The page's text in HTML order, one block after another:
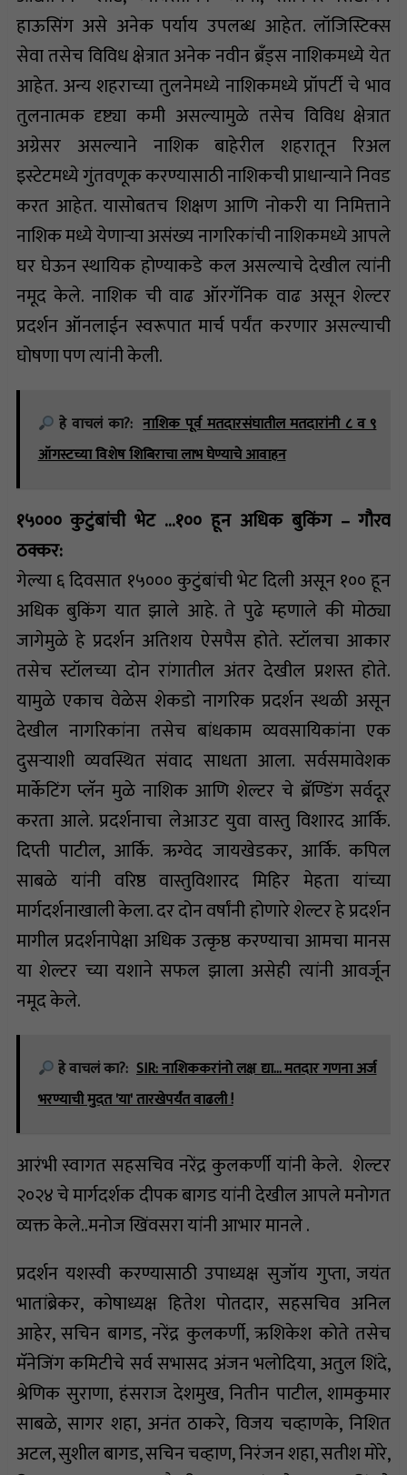
हाऊसिंग असे अनेक पर्याय उपलब्ध आहेत. लॉजिस्टिक्स
सेवा तसेच विविध क्षेत्रात अनेक नवीन ब्रँड्स नाशिकमध्ये येत
आहेत. अन्य शहराच्या तुलनेमध्ये नाशिकमध्ये प्रॉपर्टी चे भाव
तुलनात्मक दृष्ट्या कमी असल्यामुळे तसेच विविध क्षेत्रात
अग्रेसर असल्याने नाशिक बाहेरील शहरातून रिअल
इस्टेटमध्ये गुंतवणूक करण्यासाठी नाशिकची प्राधान्याने निवड
करत आहेत. यासोबतच शिक्षण आणि नोकरी या निमित्ताने
नाशिक मध्ये येणाऱ्या असंख्य नागरिकांची नाशिकमध्ये आपले
घर घेऊन स्थायिक होण्याकडे कल असल्याचे देखील त्यांनी
नमूद केले. नाशिक ची वाढ ऑरगॅनिक वाढ असून शेल्टर
प्रदर्शन ऑनलाईन स्वरूपात मार्च पर्यंत करणार असल्याची
घोषणा पण त्यांनी केली.
हे वाचलं का?: नाशिक पूर्व मतदारसंघातील मतदारांनी ८ व ९
ऑगस्टच्या विशेष शिबिराचा लाभ घेण्याचे आवाहन
१५००० कुटुंबांची भेट …१०० हून अधिक बुकिंग – गौरव
ठक्कर:
गेल्या ६ दिवसात १५००० कुटुंबांची भेट दिली असून १०० हून
अधिक बुकिंग यात झाले आहे. ते पुढे म्हणाले की मोठ्या
जागेमुळे हे प्रदर्शन अतिशय ऐसपैस होते. स्टॉलचा आकार
तसेच स्टॉलच्या दोन रांगातील अंतर देखील प्रशस्त होते.
यामुळे एकाच वेळेस शेकडो नागरिक प्रदर्शन स्थळी असून
देखील नागरिकांना तसेच बांधकाम व्यवसायिकांना एक
दुसऱ्याशी व्यवस्थित संवाद साधता आला. सर्वसमावेशक
मार्केटिंग प्लॅन मुळे नाशिक आणि शेल्टर चे ब्रॅण्डिंग सर्वदूर
करता आले. प्रदर्शनाचा लेआउट युवा वास्तु विशारद आर्कि.
दिप्ती पाटील, आर्कि. ऋग्वेद जायखेडकर, आर्कि. कपिल
साबळे यांनी वरिष्ठ वास्तुविशारद मिहिर मेहता यांच्या
मार्गदर्शनाखाली केला. दर दोन वर्षांनी होणारे शेल्टर हे प्रदर्शन
मागील प्रदर्शनापेक्षा अधिक उत्कृष्ठ करण्याचा आमचा मानस
या शेल्टर च्या यशाने सफल झाला असेही त्यांनी आवर्जून
नमूद केले.
हे वाचलं का?: SIR: नाशिककरांनो लक्ष द्या... मतदार गणना अर्ज
भरण्याची मुदत 'या' तारखेपर्यंत वाढली !
आरंभी स्वागत सहसचिव नरेंद्र कुलकर्णी यांनी केले. शेल्टर
२०२४ चे मार्गदर्शक दीपक बागड यांनी देखील आपले मनोगत
व्यक्त केले..मनोज खिंवसरा यांनी आभार मानले .
प्रदर्शन यशस्वी करण्यासाठी उपाध्यक्ष सुजॉय गुप्ता, जयंत
भातांब्रेकर, कोषाध्यक्ष हितेश पोतदार, सहसचिव अनिल
आहेर, सचिन बागड, नरेंद्र कुलकर्णी, ऋशिकेश कोते तसेच
मॅनेजिंग कमिटीचे सर्व सभासद अंजन भलोदिया, अतुल शिंदे,
श्रेणिक सुराणा, हंसराज देशमुख, नितीन पाटील, शामकुमार
साबळे, सागर शहा, अनंत ठाकरे, विजय चव्हाणके, निशित
अटल, सुशील बागड, सचिन चव्हाण, निरंजन शहा, सतीश मोरे,